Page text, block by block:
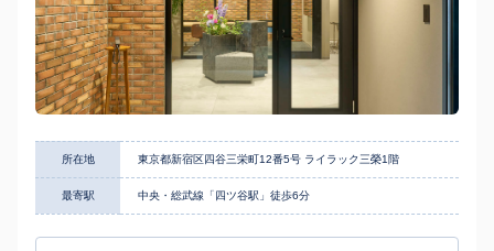
所在地 東京都新宿区四谷三栄町12番5号 ライラック三榮1階
最寄駅 中央・総武線「四ツ谷駅」徒歩6分